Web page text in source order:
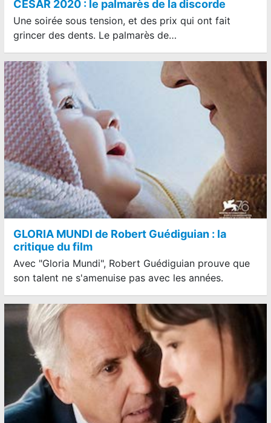
CÉSAR 2020 : le palmarès de la discorde
Une soirée sous tension, et des prix qui ont fait
grincer des dents. Le palmarès de…
GLORIA MUNDI de Robert Guédiguian : la
critique du film
Avec "Gloria Mundi", Robert Guédiguian prouve que
son talent ne s'amenuise pas avec les années.